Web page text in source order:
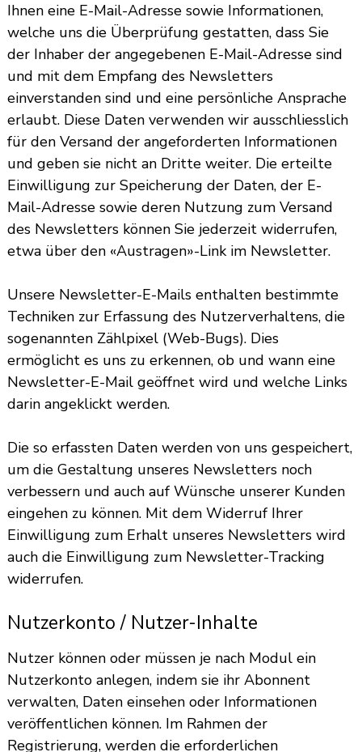
Ihnen eine E-Mail-Adresse sowie Informationen,
welche uns die Überprüfung gestatten, dass Sie
der Inhaber der angegebenen E-Mail-Adresse sind
und mit dem Empfang des Newsletters
einverstanden sind und eine persönliche Ansprache
erlaubt. Diese Daten verwenden wir ausschliesslich
für den Versand der angeforderten Informationen
und geben sie nicht an Dritte weiter. Die erteilte
Einwilligung zur Speicherung der Daten, der E-
Mail-Adresse sowie deren Nutzung zum Versand
des Newsletters können Sie jederzeit widerrufen,
etwa über den «Austragen»-Link im Newsletter.
Unsere Newsletter-E-Mails enthalten bestimmte
Techniken zur Erfassung des Nutzerverhaltens, die
sogenannten Zählpixel (Web-Bugs). Dies
ermöglicht es uns zu erkennen, ob und wann eine
Newsletter-E-Mail geöffnet wird und welche Links
darin angeklickt werden.
Die so erfassten Daten werden von uns gespeichert,
um die Gestaltung unseres Newsletters noch
verbessern und auch auf Wünsche unserer Kunden
eingehen zu können. Mit dem Widerruf Ihrer
Einwilligung zum Erhalt unseres Newsletters wird
auch die Einwilligung zum Newsletter-Tracking
widerrufen.
Nutzerkonto / Nutzer-Inhalte
Nutzer können oder müssen je nach Modul ein
Nutzerkonto anlegen, indem sie ihr Abonnent
verwalten, Daten einsehen oder Informationen
veröffentlichen können. Im Rahmen der
Registrierung, werden die erforderlichen